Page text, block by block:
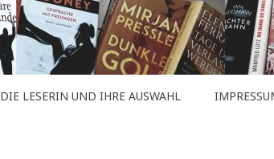
DIE LESERIN UND IHRE AUSWAHL